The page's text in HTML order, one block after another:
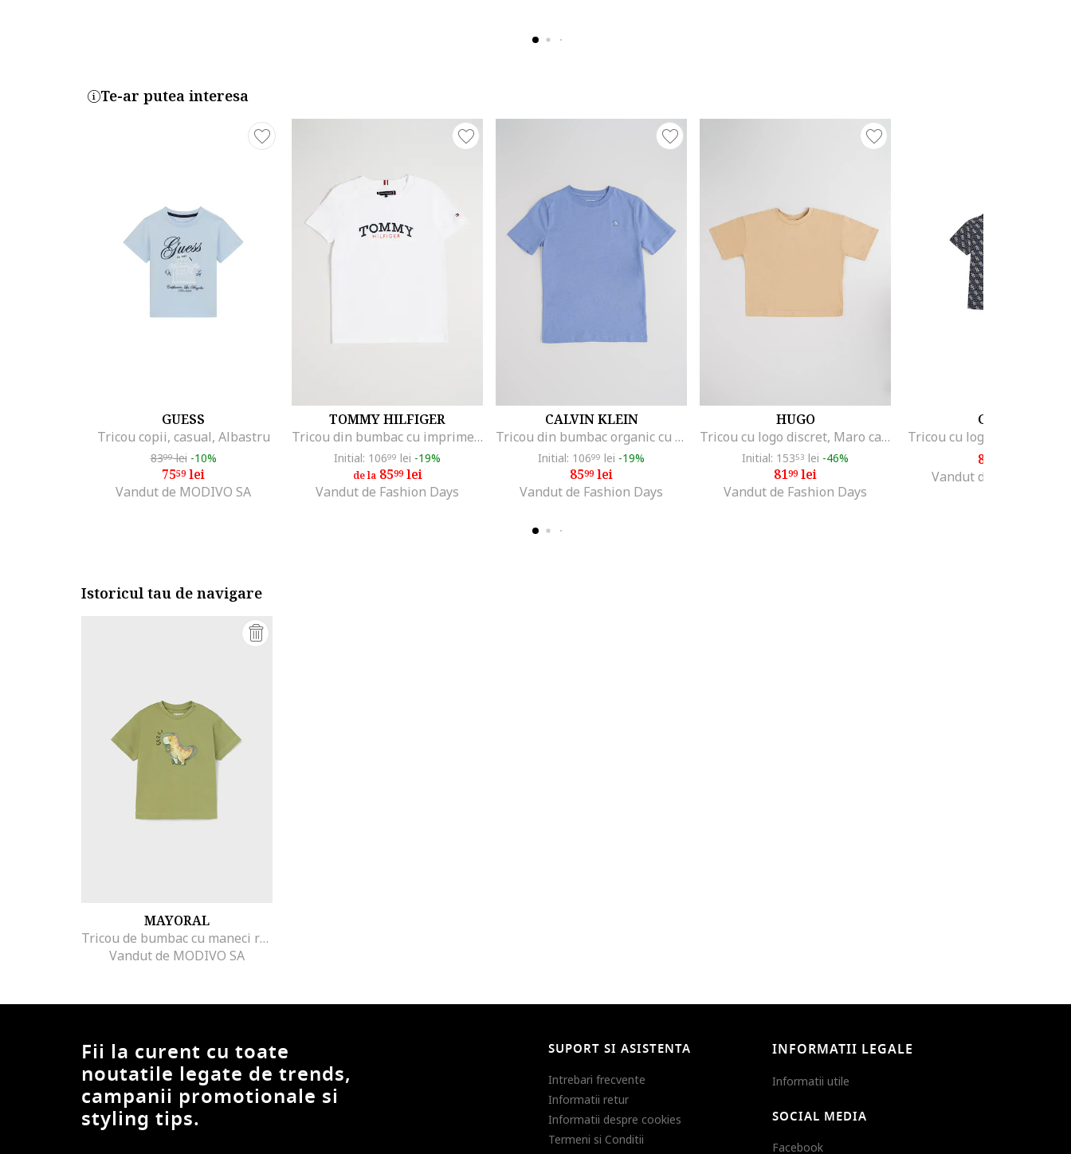
Te-ar putea interesa
GUESS
Tricou copii, casual, Albastru
8399lei -10%
7559lei
Vandut de MODIVO SA
TOMMY HILFIGER
Tricou din bumbac cu imprimeu logo, Alb
Initial: 10699 lei -19%
de la8599lei
Vandut de Fashion Days
CALVIN KLEIN
Tricou din bumbac organic cu aplicatie logo discreta, Albastru pastel
Initial: 10699 lei -19%
8599lei
Vandut de Fashion Days
HUGO
Tricou cu logo discret, Maro camel
Initial: 15353 lei -46%
8199lei
Vandut de Fashion Days
GUESS
Tricou cu logo si maneci
87
Vandut de MODIVO SA
Istoricul tau de navigare
MAYORAL
Tricou de bumbac cu maneci raglan, Kaki
Vandut de MODIVO SA
Fii la curent cu toate
noutatile legate de trends,
campanii promotionale si
styling tips.
SUPORT SI ASISTENTA
Intrebari frecvente
Informatii retur
Informatii despre cookies
Termeni si Conditii
INFORMATII LEGALE
Informatii utile
SOCIAL MEDIA
Facebook